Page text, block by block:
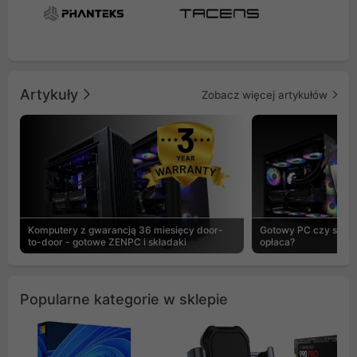
Artykuły Zobacz więcej artykułów
Komputery z gwarancją 36 miesięcy door-
to-door - gotowe ZENPC i składaki
Gotowy PC czy
opłaca?
Popularne kategorie w sklepie